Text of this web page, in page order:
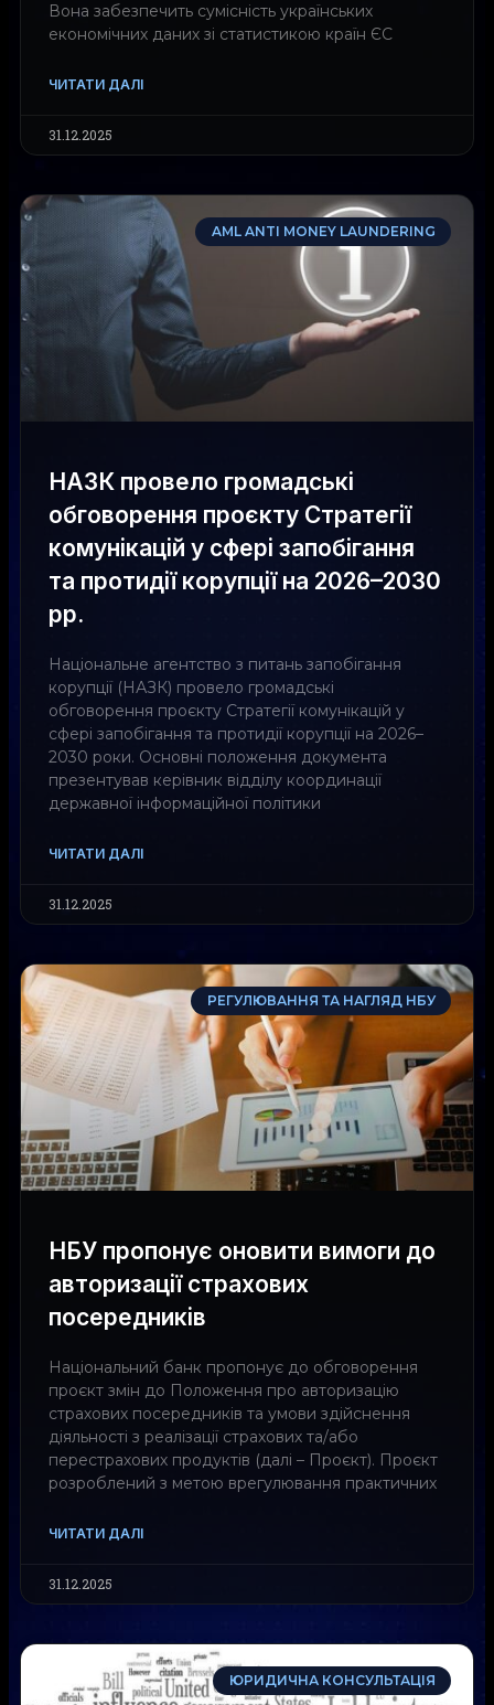
Вона забезпечить сумісність українських
економічних даних зі статистикою країн ЄС
ЧИТАТИ ДАЛІ
31.12.2025
AML ANTI MONEY LAUNDERING
НАЗК провело громадські
обговорення проєкту Стратегії
комунікацій у сфері запобігання
та протидії корупції на 2026–2030
рр.
Національне агентство з питань запобігання
корупції (НАЗК) провело громадські
обговорення проєкту Стратегії комунікацій у
сфері запобігання та протидії корупції на 2026–
2030 роки. Основні положення документа
презентував керівник відділу координації
державної інформаційної політики
ЧИТАТИ ДАЛІ
31.12.2025
РЕГУЛЮВАННЯ ТА НАГЛЯД НБУ
НБУ пропонує оновити вимоги до
авторизації страхових
посередників
Національний банк пропонує до обговорення
проєкт змін до Положення про авторизацію
страхових посередників та умови здійснення
діяльності з реалізації страхових та/або
перестрахових продуктів (далі – Проєкт). Проєкт
розроблений з метою врегулювання практичних
ЧИТАТИ ДАЛІ
31.12.2025
ЮРИДИЧНА КОНСУЛЬТАЦІЯ